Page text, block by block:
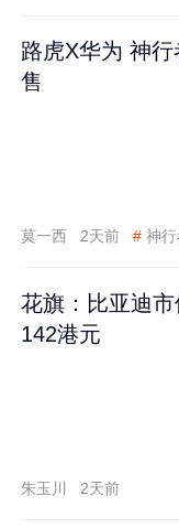
路虎X华为 神
售
莫一西 2天前 # 神
花旗：比亚迪
142港元
朱玉川 2天前